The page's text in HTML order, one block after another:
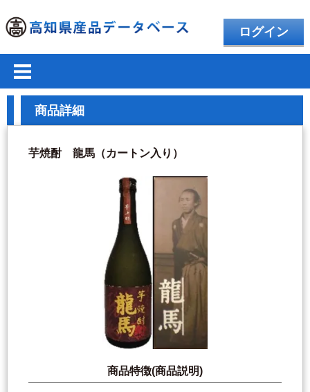
ログイン
商品詳細
芋焼酎 龍馬（カートン入り）
商品特徴(商品説明)